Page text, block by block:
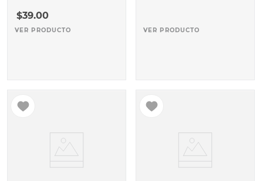
$39.00
VER PRODUCTO VER PRODUCTO